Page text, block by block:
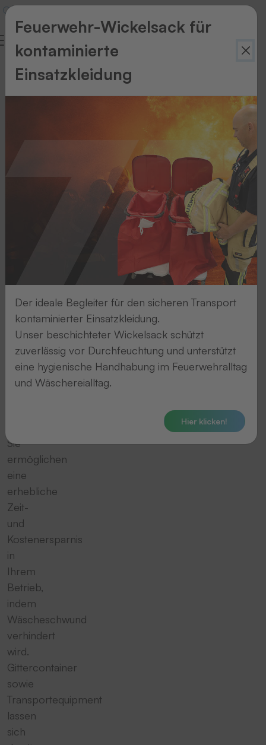
UHF-
Lesesysteme
und
sorgen
mit
qualitativ
hochwertigen
Transpondern
für
Sie
ermöglichen
eine
erhebliche
Zeit-
und
Kostenersparnis
in
Ihrem
Betrieb,
indem
Wäscheschwund
verhindert
wird.
Gittercontainer
sowie
Transportequipment
lassen
sich
Feuerwehr-Wickelsack für
kontaminierte
Einsatzkleidung
Der ideale Begleiter für den sicheren Transport
kontaminierter Einsatzkleidung.
Unser beschichteter Wickelsack schützt
zuverlässig vor Durchfeuchtung und unterstützt
eine hygienische Handhabung im Feuerwehralltag
und Wäschereialltag.
Hier klicken!